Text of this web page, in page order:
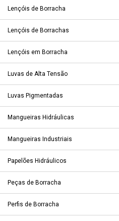
Lençóis de Borracha
Lençóis de Borrachas
Lençóis em Borracha
Luvas de Alta Tensão
Luvas Pigmentadas
Mangueiras Hidráulicas
Mangueiras Industriais
Papelões Hidráulicos
Peças de Borracha
Perfis de Borracha